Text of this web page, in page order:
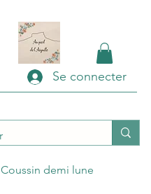
Se connecter
Coussin demi lune